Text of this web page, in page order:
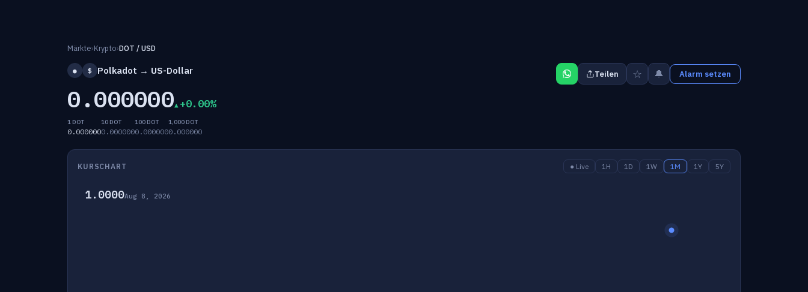
Märkte›Krypto›DOT / USD
● $ Polkadot → US-Dollar
0.000000 +0.00%
1 DOT
0.000000
10 DOT
0.000000
100 DOT
0.000000
1,000 DOT
0.000000
Teilen ☆ 🔔 Alarm setzen
KURSCHART ● Live 1H 1D 1W 1M 1Y 5Y
1.0000Aug 8, 2026